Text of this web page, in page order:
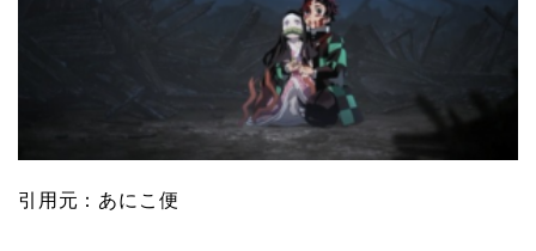
引用元：あにこ便